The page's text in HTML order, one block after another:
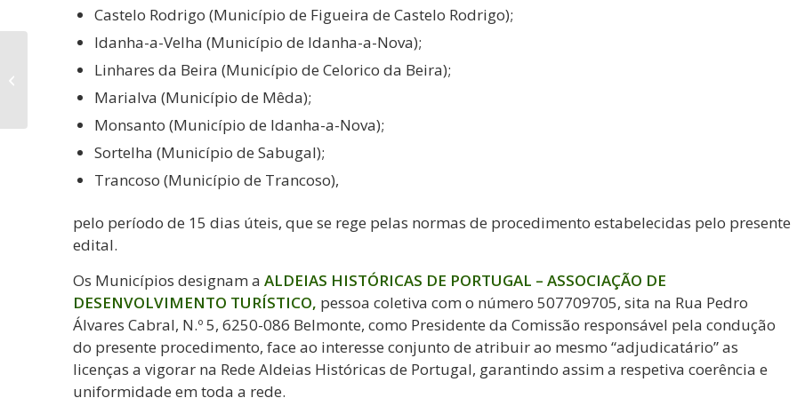
Castelo Rodrigo (Município de Figueira de Castelo Rodrigo);
Idanha-a-Velha (Município de Idanha-a-Nova);
Linhares da Beira (Município de Celorico da Beira);
Marialva (Município de Mêda);
Monsanto (Município de Idanha-a-Nova);
Sortelha (Município de Sabugal);
Trancoso (Município de Trancoso),
pelo período de 15 dias úteis, que se rege pelas normas de procedimento estabelecidas pelo presente
edital.
Os Municípios designam a ALDEIAS HISTÓRICAS DE PORTUGAL – ASSOCIAÇÃO DE
DESENVOLVIMENTO TURÍSTICO, pessoa coletiva com o número 507709705, sita na Rua Pedro
Álvares Cabral, N.º 5, 6250-086 Belmonte, como Presidente da Comissão responsável pela condução
do presente procedimento, face ao interesse conjunto de atribuir ao mesmo “adjudicatário” as
licenças a vigorar na Rede Aldeias Históricas de Portugal, garantindo assim a respetiva coerência e
uniformidade em toda a rede.
Início do Verão
Desportivo 2025